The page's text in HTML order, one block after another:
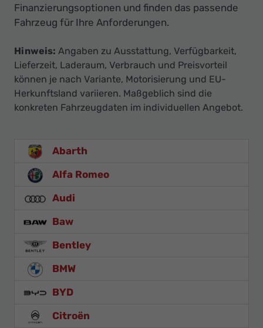
Finanzierungsoptionen und finden das passende
Fahrzeug für Ihre Anforderungen.
Hinweis: Angaben zu Ausstattung, Verfügbarkeit,
Lieferzeit, Laderaum, Verbrauch und Preisvorteil
können je nach Variante, Motorisierung und EU-
Herkunftsland variieren. Maßgeblich sind die
konkreten Fahrzeugdaten im individuellen Angebot.
Abarth
Alfa Romeo
Audi
Baw
Bentley
BMW
BYD
Citroën